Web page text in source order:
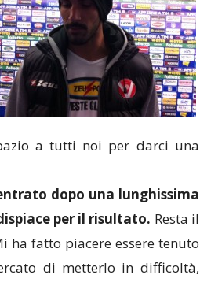
a tutti noi per darci una
dopo una lunghissima
per il risultato. Resta il
ha fatto piacere essere tenuto
di metterlo in difficoltà,